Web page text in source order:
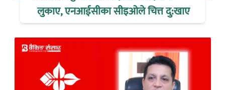
लुकाए, एनआईसीका सीइओले चित्त दु:खाए